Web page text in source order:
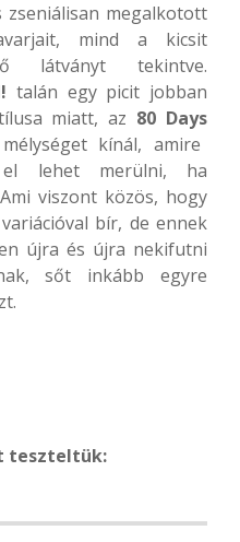
megalkotott
mind a kicsit
látványt tekintve.
talán egy picit jobban
miatt, az 80 Days
kínál, amire
el lehet merülni, ha
viszont közös, hogy
bír, de ennek
újra és újra nekifutni
sőt inkább egyre
teszteltük: